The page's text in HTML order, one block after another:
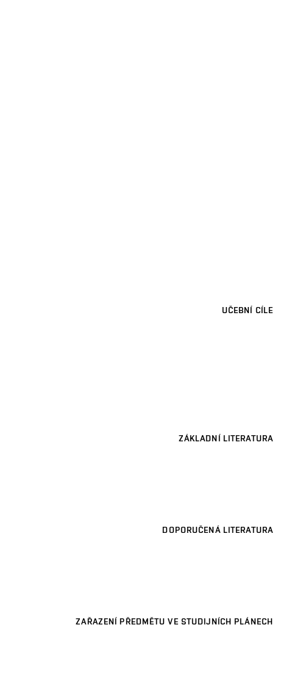
UČEBNÍ CÍLE
ZÁKLADNÍ LITERATURA
DOPORUČENÁ LITERATURA
ZAŘAZENÍ PŘEDMĚTU VE STUDIJNÍCH PLÁNECH